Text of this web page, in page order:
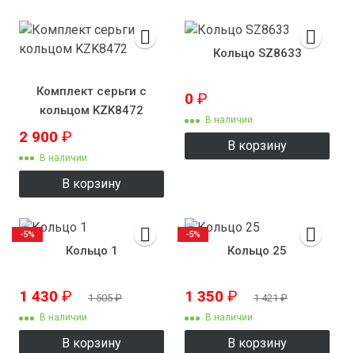
Комплект серьги с
кольцом KZK8472
2 900 ₽
В наличии
В корзину
Кольцо SZ8633
0 ₽
В наличии
В корзину
Кольцо 1
1 430 ₽ 1 505₽
В наличии
В корзину
-5%
Кольцо 25
1 350 ₽ 1 421₽
В наличии
В корзину
-5%